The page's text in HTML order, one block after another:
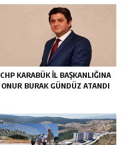
CHP KARABÜK İL BAŞKANLIĞINA
ONUR BURAK GÜNDÜZ ATANDI